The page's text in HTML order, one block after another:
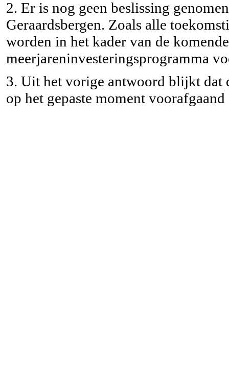
2. Er is nog geen beslissing
Geraardsbergen. Zoals alle
worden in het kader van de
meerjareninvesteringsprogramma
3. Uit het vorige antwoord blijkt dat
op het gepaste moment